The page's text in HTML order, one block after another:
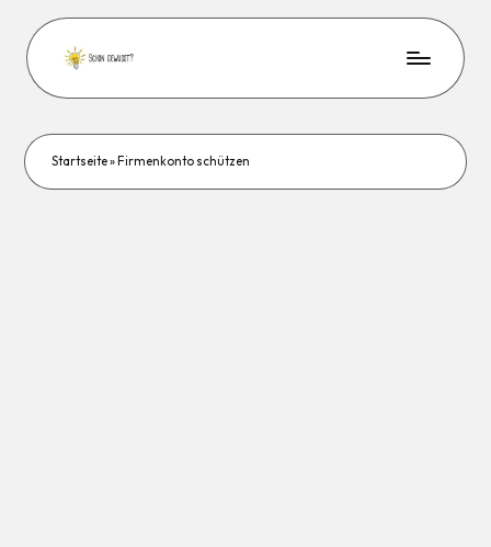
Startseite» Firmenkonto schützen